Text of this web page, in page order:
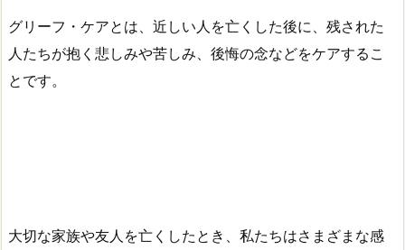
グリーフ・ケアとは、近しい人を亡くした後に、残された
人たちが抱く悲しみや苦しみ、後悔の念などをケアするこ
とです。
大切な家族や友人を亡くしたとき、私たちはさまざまな感